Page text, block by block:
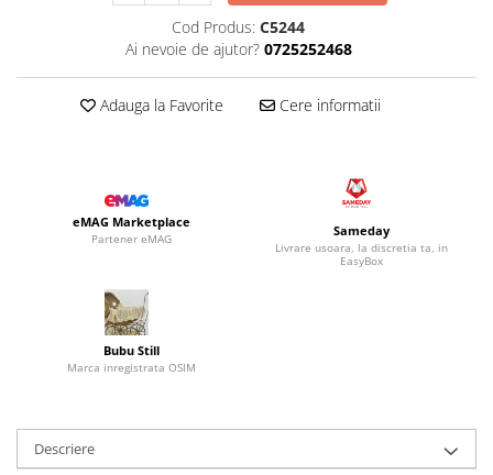
Cod Produs: C5244
Ai nevoie de ajutor? 0725252468
Adauga la Favorite Cere informatii
eMAG Marketplace
Partener eMAG Sameday
Livrare usoara, la discretia ta, in
EasyBox
Bubu Still
Marca inregistrata OSIM
Descriere